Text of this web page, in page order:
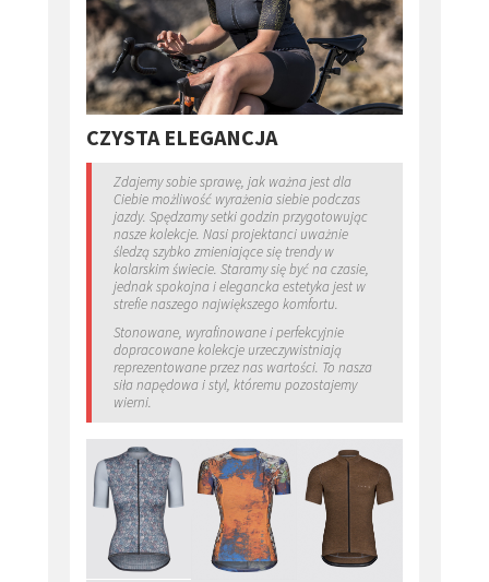
CZYSTA ELEGANCJA
Zdajemy sobie sprawę, jak ważna jest dla
Ciebie możliwość wyrażenia siebie podczas
jazdy. Spędzamy setki godzin przygotowując
nasze kolekcje. Nasi projektanci uważnie
śledzą szybko zmieniające się trendy w
kolarskim świecie. Staramy się być na czasie,
jednak spokojna i elegancka estetyka jest w
strefie naszego największego komfortu.
Stonowane, wyrafinowane i perfekcyjnie
dopracowane kolekcje urzeczywistniają
reprezentowane przez nas wartości. To nasza
siła napędowa i styl, któremu pozostajemy
wierni.